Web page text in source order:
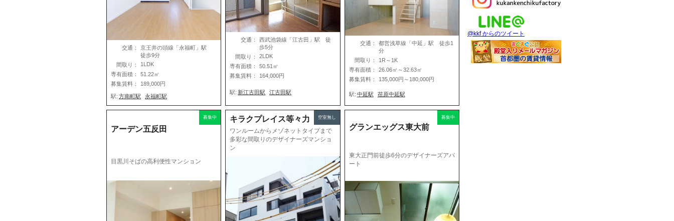
交通：
京王井の頭線「永福町」駅
徒歩9分
間取り：
1LDK
専有面積：
51.22㎡
募集賃料：
189,000円
駅: 方南町駅 永福町駅
交通：
西武池袋線「江古田」駅 徒
歩5分
間取り：
2LDK
専有面積：
50.51㎡
募集賃料：
164,000円
駅: 新江古田駅 江古田駅
交通：
都営浅草線「中延」駅 徒歩1
分
間取り：
1R～1K
専有面積：
26.06㎡～32.63㎡
募集賃料：
135,000円～180,000円
駅: 中延駅 荏原中延駅
アーデン五反田
目黒川そばの高利便性マンション
募集中 キラクプレイス等々力
ワンルームからメゾネットタイプまで
多彩な間取りのデザイナーズマンショ
ン
空室無し
グランエッグス東大前
東大正門前徒歩6分のデザイナーズアパ
ート
募集中
@kkf からのツイート